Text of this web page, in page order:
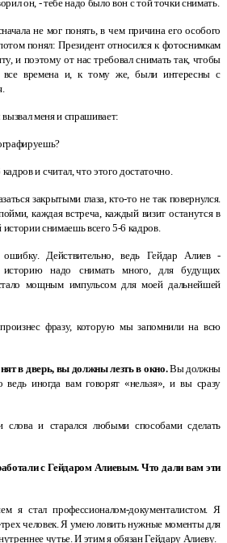
он, - тебе надо было вон с той точки снимать.
не мог понять, в чем причина его особого
понял: Президент относился к фотоснимкам
и поэтому от нас требовал снимать так, чтобы
времена и, к тому же, были интересны с
меня и спрашивает:
кадров и считал, что этого достаточно.
закрытыми глаза, кто-то не так повернулся.
каждая встреча, каждый визит останутся в
истории снимаешь всего 5-6 кадров.
Действительно, ведь Гейдар Алиев -
историю надо снимать много, для будущих
мощным импульсом для моей дальнейшей
фразу, которую мы запомнили на всю
в дверь, вы должны лезть в окно.Вы должны
ведь иногда вам говорят «нельзя», и вы сразу
слова и старался любыми способами сделать
с Гейдаром Алиевым. Что дали вам эти
я стал профессионалом-документалистом. Я
человек. Я умею ловить нужные моменты для
чутье. И этим я обязан Гейдару Алиеву.